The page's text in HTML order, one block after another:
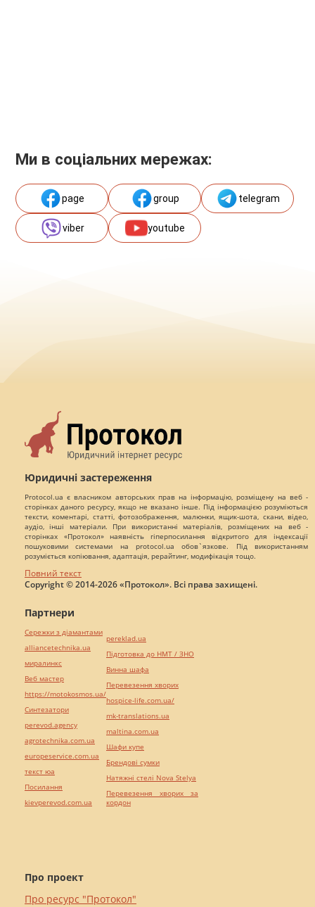
Ми в соціальних мережах:
page group telegram
viber youtube
Юридичні застереження
Protocol.ua є власником авторських прав на інформацію, розміщену на веб -
сторінках даного ресурсу, якщо не вказано інше. Під інформацією розуміються
тексти, коментарі, статті, фотозображення, малюнки, ящик-шота, скани, відео,
аудіо, інші матеріали. При використанні матеріалів, розміщених на веб -
сторінках «Протокол» наявність гіперпосилання відкритого для індексації
пошуковими системами на protocol.ua обов`язкове. Під використанням
розуміється копіювання, адаптація, рерайтинг, модифікація тощо.
Повний текст
Copyright © 2014-2026 «Протокол». Всі права захищені.
Про проект
Про ресурс "Протокол"
Партнери
Сережки з діамантами
alliancetechnika.ua
миралинкс
Веб мастер
https://motokosmos.ua/
Синтезатори
perevod.agency
agrotechnika.com.ua
europeservice.com.ua
текст юа
Посилання
kievperevod.com.ua
pereklad.ua
Підготовка до НМТ / ЗНО
Винна шафа
Перевезення хворих
hospice-life.com.ua/
mk-translations.ua
maltina.com.ua
Шафи купе
Брендові сумки
Натяжні стелі Nova Stelya
Перевезення хворих за
кордон